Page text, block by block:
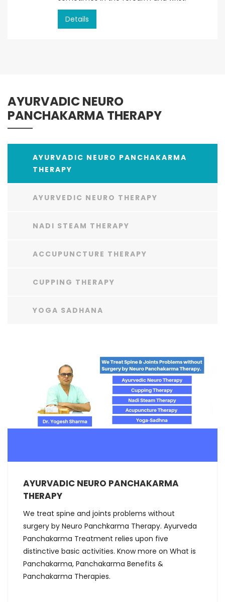
Details
AYURVADIC NEURO
PANCHAKARMA THERAPY
AYURVADIC NEURO PANCHAKARMA
THERAPY
AYURVEDIC NEURO THERAPY
NADI STEAM THERAPY
ACCUPUNCTURE THERAPY
CUPPING THERAPY
YOGA SADHANA
AYURVADIC NEURO PANCHAKARMA
THERAPY
We treat spine and joints problems without
surgery by Neuro Panchkarma Therapy. Ayurveda
Panchakarma Treatment relies upon five
distinctive basic activities. Know more on What is
Panchakarma, Panchakarma Benefits &
Panchakarma Therapies.